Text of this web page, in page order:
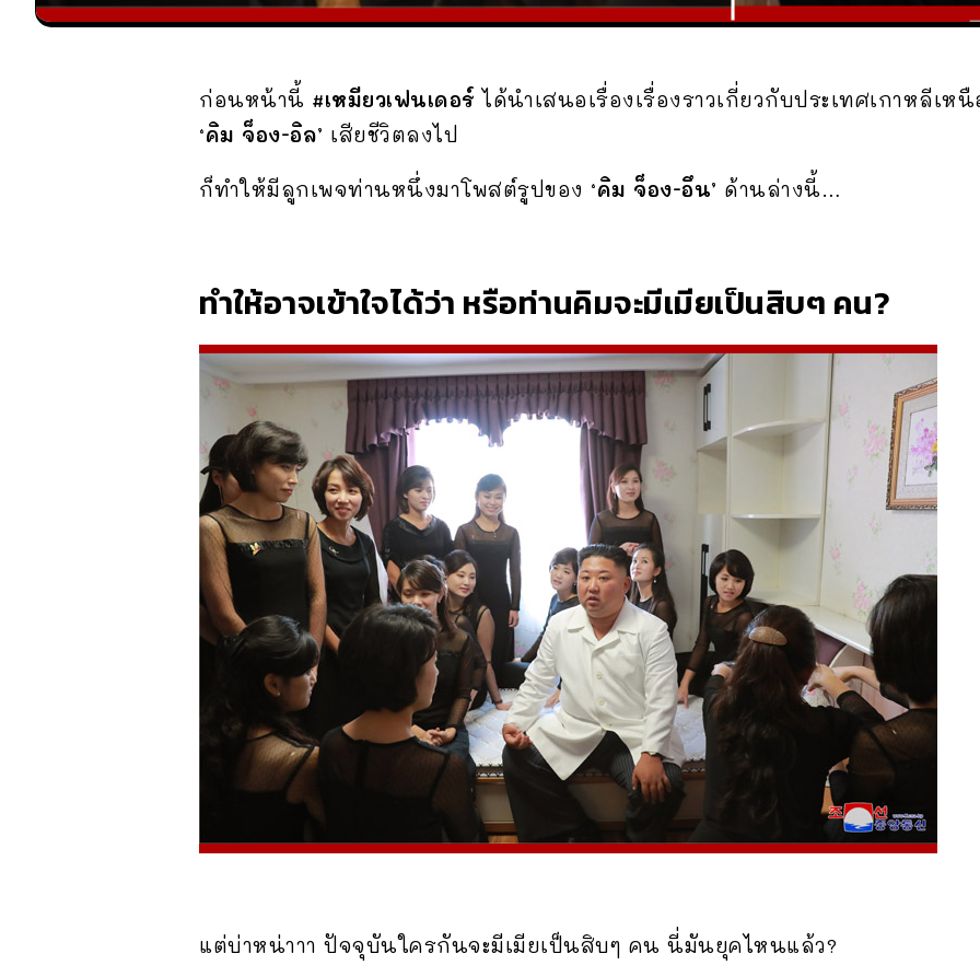
ก่อนหน้านี้ #เหมียวเฟนเดอร์ ได้นำเสนอเรื่องเรื่องราวเกี่ยวกับประเทศเกาหลีเ
‘คิม จ็อง-อิล’ เสียชีวิตลงไป
ก็ทำให้มีลูกเพจท่านหนึ่งมาโพสต์รูปของ ‘คิม จ็อง-อึน’ ด้านล่างนี้…
ทำให้อาจเข้าใจได้ว่า หรือท่านคิมจะมีเมียเป็นสิบๆ คน?
แต่บ่าหน่าาา ปัจจุบันใครกันจะมีเมียเป็นสิบๆ คน นี่มันยุคไหนแล้ว?